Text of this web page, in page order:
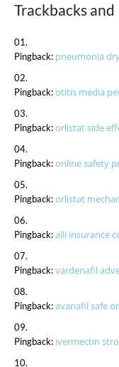
Trackbacks
Pingback: pneumonia
Pingback:otitis media
Pingback:orlistat side
Pingback:online safety
Pingback:orlistat
Pingback:alli insurance
Pingback:vardenafil
Pingback:avanafil safe
Pingback: ivermectin